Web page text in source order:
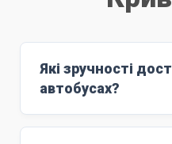
Які зручності
автобусах?